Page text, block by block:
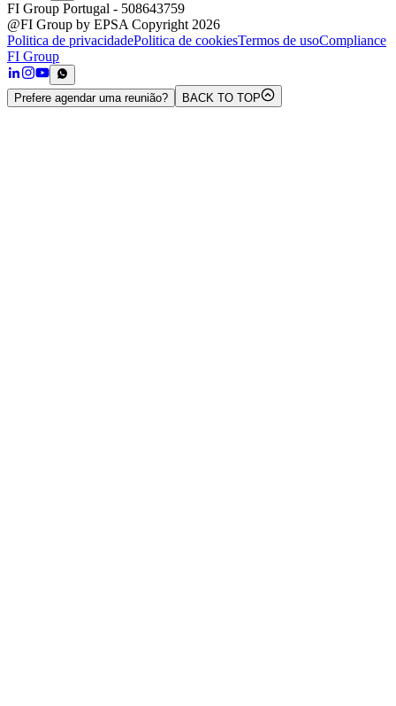
FI Group Portugal - 508643759
@FI Group by EPSA Copyright 2026
Politica de privacidadePolitica de cookiesTermos de usoCompliance
FI Group
Prefere agendar uma reunião? BACK TO TOP